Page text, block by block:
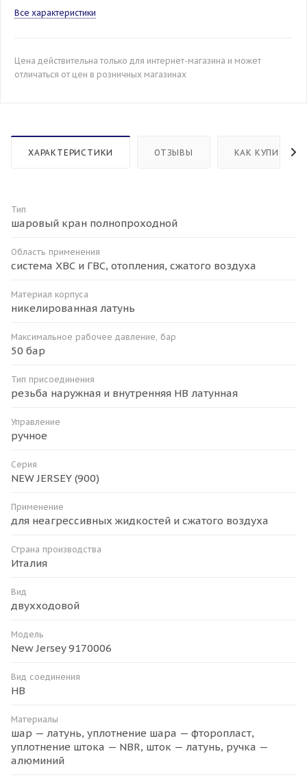
Все характеристики
Цена действительна только для интернет-магазина и может
отличаться от цен в розничных магазинах
ХАРАКТЕРИСТИКИ ОТЗЫВЫ КАК КУПИТЬ
Тип
шаровый кран полнопроходной
Область применения
система ХВС и ГВС, отопления, сжатого воздуха
Материал корпуса
никелированная латунь
Максимальное рабочее давление, бар
50 бар
Тип присоединения
резьба наружная и внутренняя HB латунная
Управление
ручное
Серия
NEW JERSEY (900)
Применение
для неагрессивных жидкостей и сжатого воздуха
Страна производства
Италия
Вид
двухходовой
Модель
New Jersey 9170006
Вид соединения
НВ
Материалы
шар — латунь, уплотнение шара — фторопласт,
уплотнение штока — NBR, шток — латунь, ручка —
алюминий